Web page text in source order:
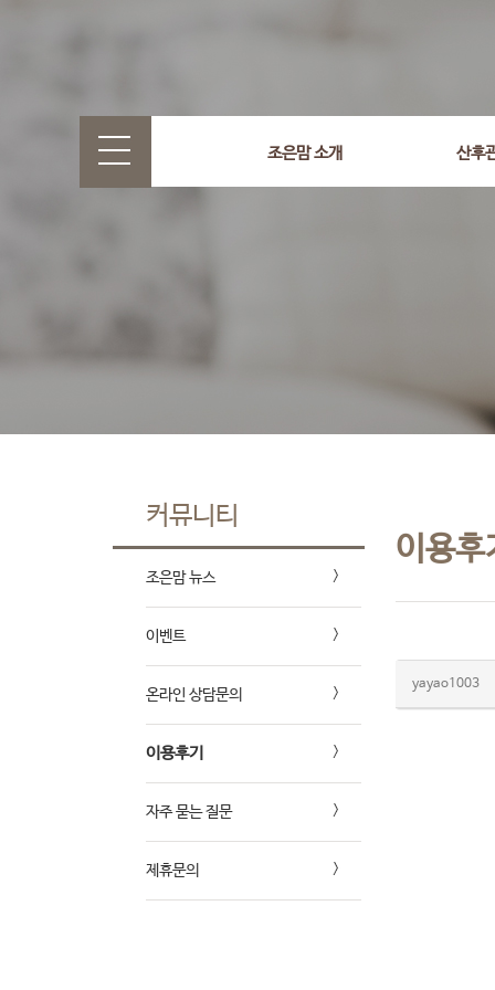
조은맘 소개 산후
select wr_id, wr_subject from g5_write_m05_04 where
커뮤니티
조은맘 뉴스
이벤트
온라인 상담문의
이용후기
자주 묻는 질문
제휴문의
이용후
yayao1003